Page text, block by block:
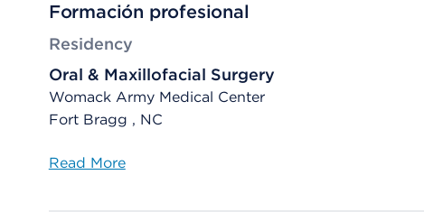
Formación profesional
Residency
Oral & Maxillofacial Surgery
Womack Army Medical Center
Fort Bragg , NC
Read More